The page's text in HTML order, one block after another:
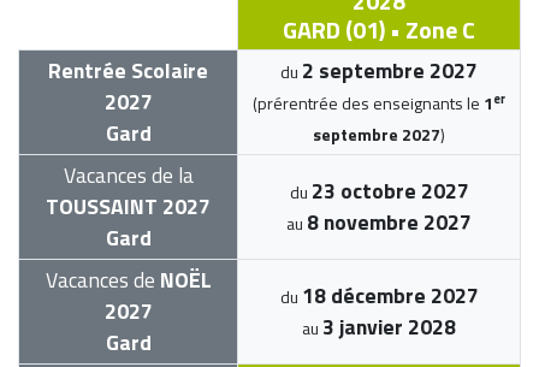
GARD (01) • Zone C
Rentrée Scolaire
2027
Gard
du 2 septembre 2027
(prérentrée des enseignants le 1er
septembre 2027)
Vacances de la
TOUSSAINT 2027
Gard
du 23 octobre 2027
au 8 novembre 2027
Vacances de NOËL
2027
Gard
du 18 décembre 2027
au 3 janvier 2028